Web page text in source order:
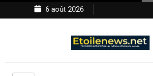
6 août 2026